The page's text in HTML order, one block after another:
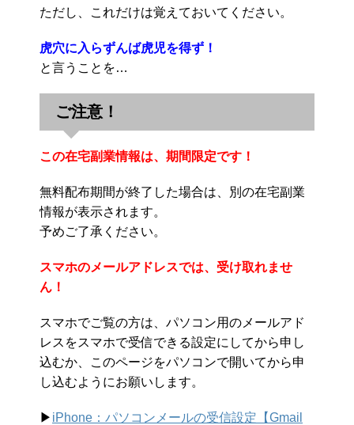
ただし、これだけは覚えておいてください。
虎穴に入らずんば虎児を得ず！
と言うことを…
ご注意！
この在宅副業情報は、期間限定です！
無料配布期間が終了した場合は、別の在宅副業
情報が表示されます。
予めご了承ください。
スマホのメールアドレスでは、受け取れませ
ん！
スマホでご覧の方は、パソコン用のメールアド
レスをスマホで受信できる設定にしてから申し
込むか、このページをパソコンで開いてから申
し込むようにお願いします。
▶︎ iPhone：パソコンメールの受信設定【Gmail